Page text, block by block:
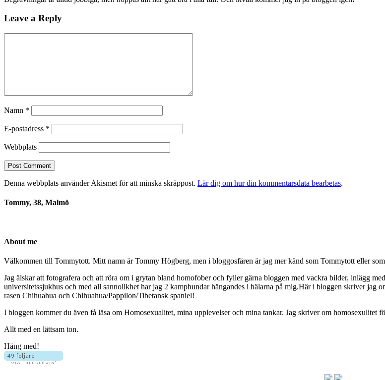
Leave a Reply
Namn *
E-postadress *
Webbplats
Denna webbplats använder Akismet för att minska skräppost. Lär dig om hur din kommentarsdata bearbetas.
Tommy, 38, Malmö
About me
Välkommen till Tommytott. Mitt namn är Tommy Högberg, men i bloggosfären är jag mer känd som Tommytott eller som
Jag älskar att fotografera och att röra om i grytan bland homofober och fyller gärna bloggen med vackra bilder, inlägg
universitetssjukhus och med all sannolikhet har jag 2 kamphundar hängandes i hälarna på mig.Här i bloggen skriver
rasen Chihuahua och Chihuahua/Pappilon/Tibetansk spaniel!
I bloggen kommer du även få läsa om Homosexualitet, mina upplevelser och mina tankar. Jag skriver om homosexulitet
Allt med en lättsam ton.
Häng med!